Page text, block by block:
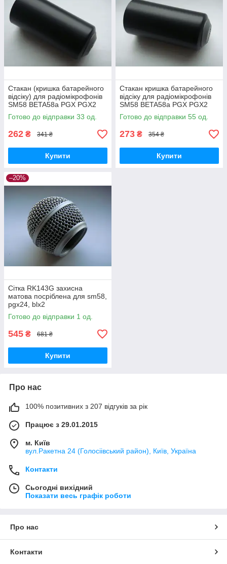
Стакан (кришка батарейного
відсіку) для радіомікрофонів
SM58 BETA58a PGX PGX2
PGX24 SLX M-PRO GT-4HH
Готово до відправки 33 од.
262 ₴ 341 ₴
Купити
Стакан кришка батарейного
відсіку для радіомікрофонів
SM58 BETA58a PGX PGX2
PGX24 SLX M-PRO GT-4HH
Готово до відправки 55 од.
273 ₴ 354 ₴
Купити
–20%
Сітка RK143G захисна
матова посріблена для sm58,
pgx24, blx2
Готово до відправки 1 од.
545 ₴ 681 ₴
Купити
Про нас
100% позитивних з 207 відгуків за рік
Працює з 29.01.2015
м. Київ
вул.Ракетна 24 (Голосіівський район), Київ, Україна
Контакти
Сьогодні вихідний
Показати весь графік роботи
Про нас
Контакти